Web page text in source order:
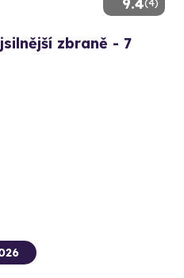
9.4(4)
zbraně - 7